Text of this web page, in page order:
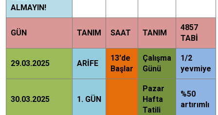
ALMAYIN!
GÜN TANIM SAAT TANIM
4857
TABİ
29.03.2025 ARİFE
13'de
Başlar
Çalışma
Günü
1/2
yevmiye
30.03.2025 1. GÜN
Pazar
Hafta
Tatili
%50
artırımlı